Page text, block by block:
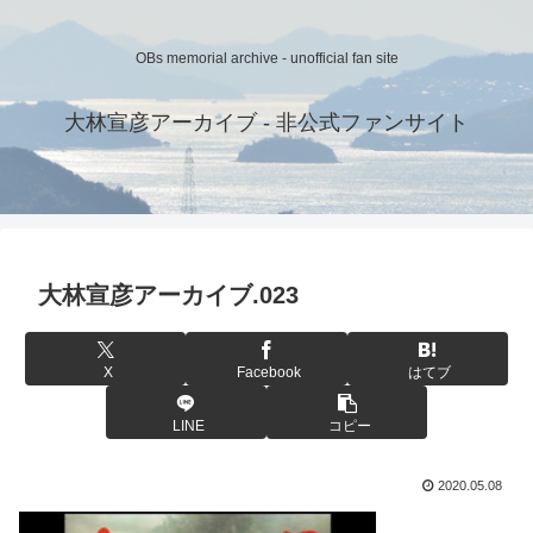
OBs memorial archive - unofficial fan site
大林宣彦アーカイブ - 非公式ファンサイト
大林宣彦アーカイブ.023
X Facebook はてブ
LINE コピー
2020.05.08